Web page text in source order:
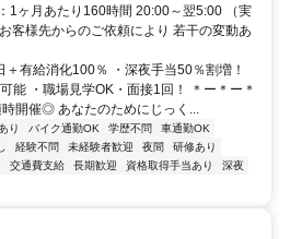
1ヶ月あたり160時間 20:00～翌5:00 （実
客様先からのご依頼により 若干の変動あ
有給消化100％ ・深夜手当50％割増！
能 ・職場見学OK・面接1回！ ＊ー＊ー＊
開催◎ あなたのためにじっく...
り バイク通勤OK 学歴不問
車通勤OK
経験不問 未経験者歓迎 夜間
研修あり
交通費支給 長期歓迎 資格取得手当あり
深夜